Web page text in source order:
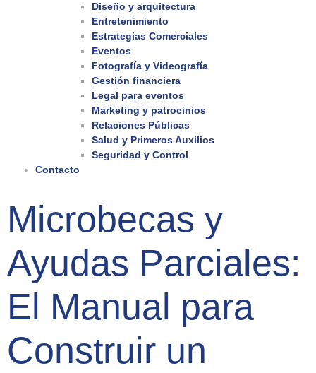
Diseño y arquitectura
Entretenimiento
Estrategias Comerciales
Eventos
Fotografía y Videografía
Gestión financiera
Legal para eventos
Marketing y patrocinios
Relaciones Públicas
Salud y Primeros Auxilios
Seguridad y Control
Contacto
Microbecas y
Ayudas Parciales:
El Manual para
Construir un